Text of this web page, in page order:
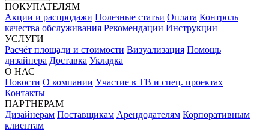
ПОКУПАТЕЛЯМ
Акции и распродажи Полезные статьи Оплата Контроль
качества обслуживания Рекомендации Инструкции
УСЛУГИ
Расчёт площади и стоимости Визуализация Помощь
дизайнера Доставка Укладка
О НАС
Новости О компании Участие в ТВ и спец. проектах
Контакты
ПАРТНЕРАМ
Дизайнерам Поставщикам Арендодателям Корпоративным
клиентам